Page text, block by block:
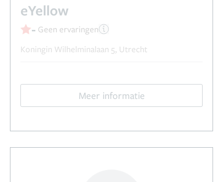
eYellow
- Geen ervaringen
Koningin Wilhelminalaan 5, Utrecht
Meer informatie